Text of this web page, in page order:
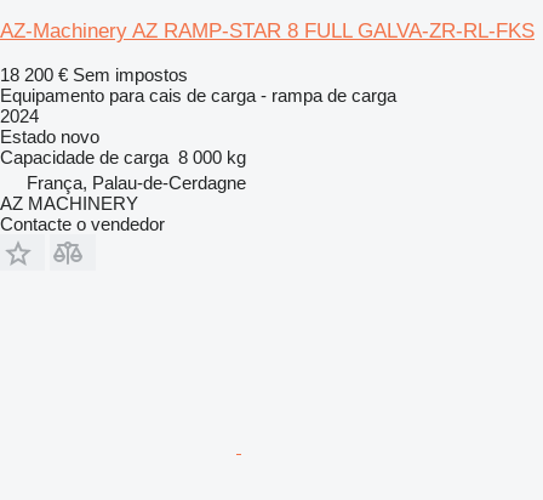
AZ-Machinery AZ RAMP-STAR 8 FULL GALVA-ZR-RL-FKS
18 200 € Sem impostos
Equipamento para cais de carga - rampa de carga
2024
Estado novo
Capacidade de carga 8 000 kg
França, Palau-de-Cerdagne
AZ MACHINERY
Contacte o vendedor